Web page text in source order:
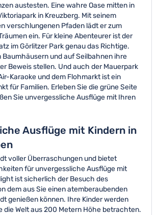
austesten. Eine wahre Oase mitten in
in Kreuzberg. Mit seinem
verschlungenen Pfaden lädt er zum
ein. Für kleine Abenteurer ist der
im Görlitzer Park genau das Richtige.
Baumhäusern und auf Seilbahnen ihre
Beweis stellen. Und auch der Mauerpark
Karaoke und dem Flohmarkt ist ein
für Familien. Erleben Sie die grüne Seite
Sie unvergessliche Ausflüge mit Ihren
Ausflüge mit Kindern in
voller Überraschungen und bietet
für unvergessliche Ausflüge mit
ist sicherlich der Besuch des
dem aus Sie einen atemberaubenden
genießen können. Ihre Kinder werden
die Welt aus 200 Metern Höhe betrachten.